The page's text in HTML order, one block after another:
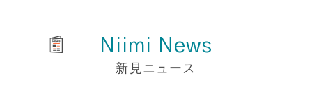
Niimi News
新見ニュース